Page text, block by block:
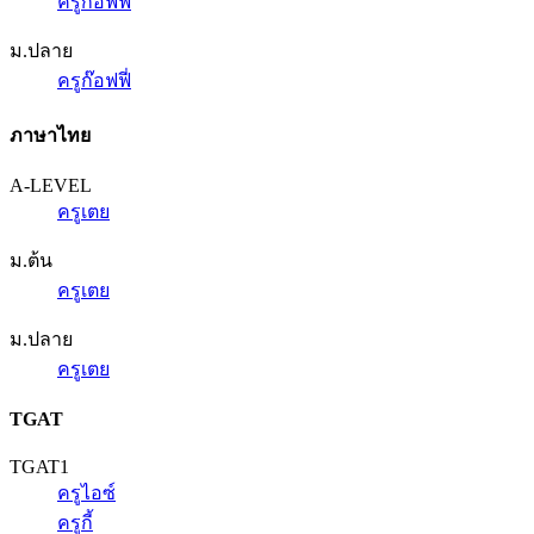
ม.ปลาย
ครูก๊อฟฟี่
ภาษาไทย
A-LEVEL
ครูเตย
ม.ต้น
ครูเตย
ม.ปลาย
ครูเตย
TGAT
TGAT1
ครูไอซ์
ครูกี้